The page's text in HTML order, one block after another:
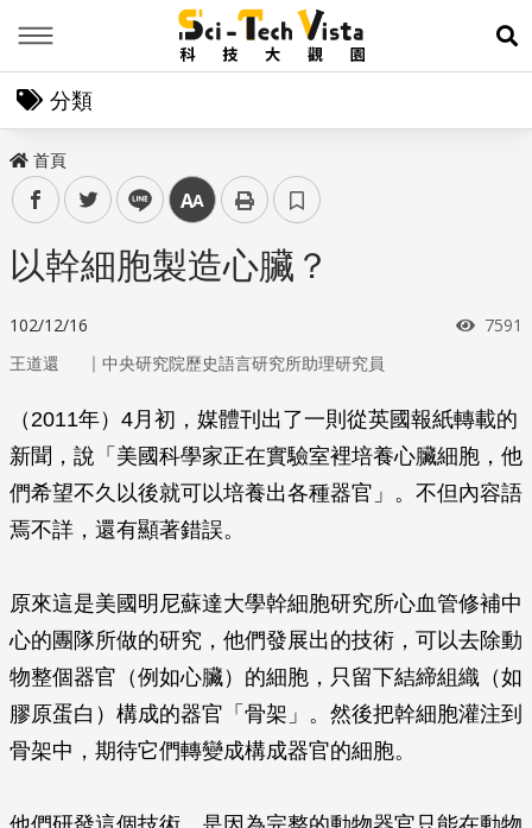
展
分類
首頁
facebooktwitter line 中
以幹細胞製造心臟？
102/12/16 瀏覽
7591
王道還 ｜ 中央研究院歷史語言研究所助理研究員
（2011年）4月初，媒體刊出了一則從英國報紙轉載的
新聞，說「美國科學家正在實驗室裡培養心臟細胞，他
們希望不久以後就可以培養出各種器官」。不但內容語
焉不詳，還有顯著錯誤。
原來這是美國明尼蘇達大學幹細胞研究所心血管修補中
心的團隊所做的研究，他們發展出的技術，可以去除動
物整個器官（例如心臟）的細胞，只留下結締組織（如
膠原蛋白）構成的器官「骨架」。然後把幹細胞灌注到
骨架中，期待它們轉變成構成器官的細胞。